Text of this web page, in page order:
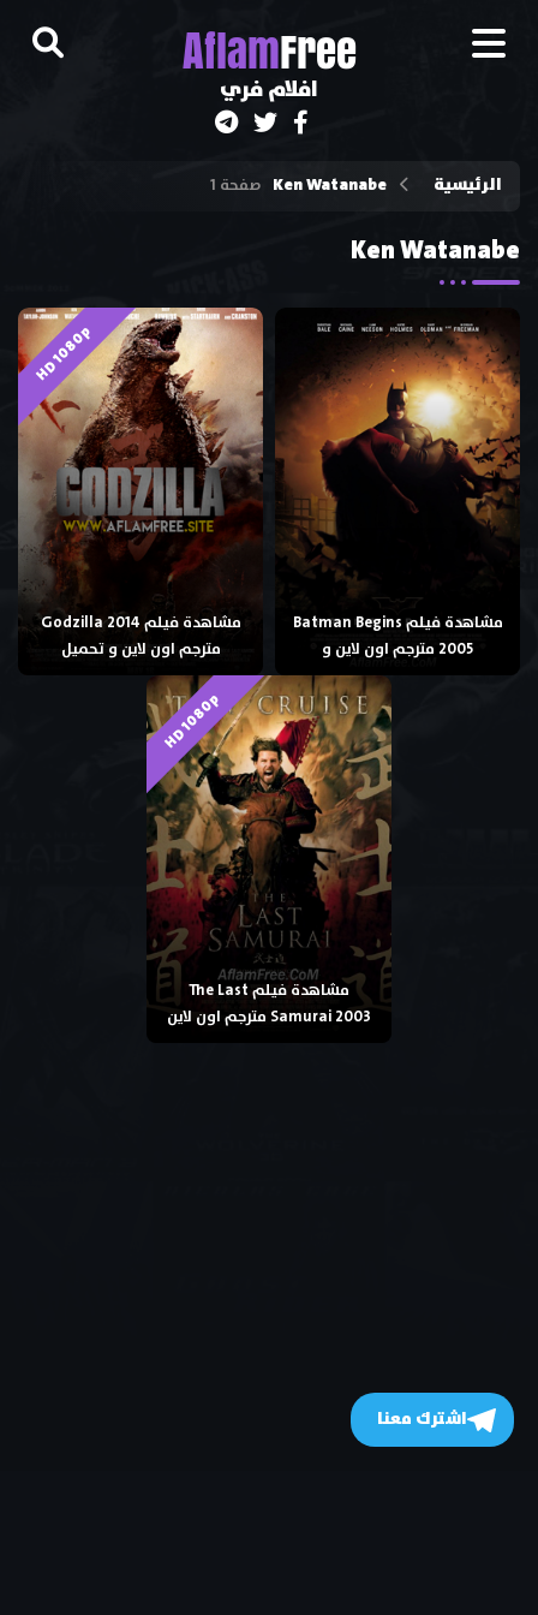
AflamFree
افلام فري
الرئيسية Ken Watanabe صفحة 1
Ken Watanabe
مشاهدة فيلم Batman Begins
2005 مترجم اون لاين و
HD 1080p
مشاهدة فيلم Godzilla 2014
مترجم اون لاين و تحميل
HD 1080p
مشاهدة فيلم The Last
Samurai 2003 مترجم اون لاين
اشترك معنا